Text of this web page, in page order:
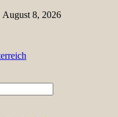
August 8, 2026
Politik, Kultur &